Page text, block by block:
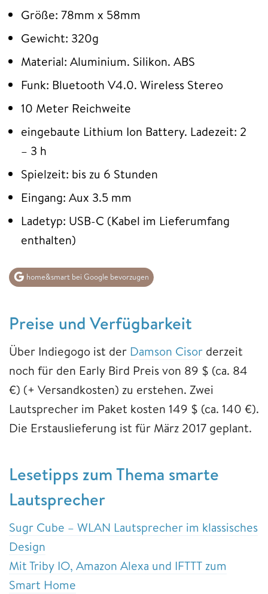
Größe: 78mm x 58mm
Gewicht: 320g
Material: Aluminium. Silikon. ABS
Funk: Bluetooth V4.0. Wireless Stereo
10 Meter Reichweite
eingebaute Lithium Ion Battery. Ladezeit: 2
– 3 h
Spielzeit: bis zu 6 Stunden
Eingang: Aux 3.5 mm
Ladetyp: USB-C (Kabel im Lieferumfang
enthalten)
home&smart bei Google bevorzugen
Preise und Verfügbarkeit
Über Indiegogo ist der Damson Cisor derzeit
noch für den Early Bird Preis von 89 $ (ca. 84
€) (+ Versandkosten) zu erstehen. Zwei
Lautsprecher im Paket kosten 149 $ (ca. 140 €).
Die Erstauslieferung ist für März 2017 geplant.
Lesetipps zum Thema smarte
Lautsprecher
Sugr Cube – WLAN Lautsprecher im klassisches
Design
Mit Triby IO, Amazon Alexa und IFTTT zum
Smart Home